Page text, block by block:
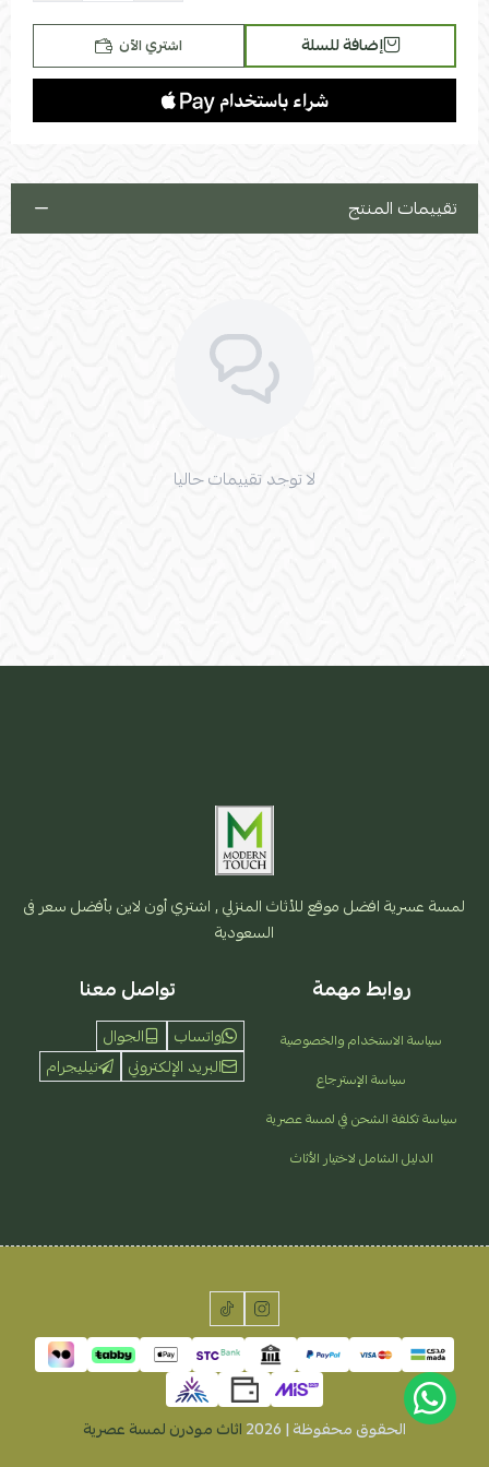
إضافة للسلة اشتري الآن
تقييمات المنتج
لا توجد تقييمات حاليا
لمسة عسرية افضل موقع للأثاث المنزلي , اشتري أون لاين بأفضل سعر فى
السعودية
روابط مهمة
سياسة الاستخدام والخصوصية
سياسة الإسترجاع
سياسة تكلفة الشحن في لمسة عصرية
الدليل الشامل لاختيار الأثاث
تواصل معنا
واتساب
الجوال
البريد الإلكتروني
تيليجرام
الحقوق محفوظة | 2026 اثاث مودرن لمسة عصرية